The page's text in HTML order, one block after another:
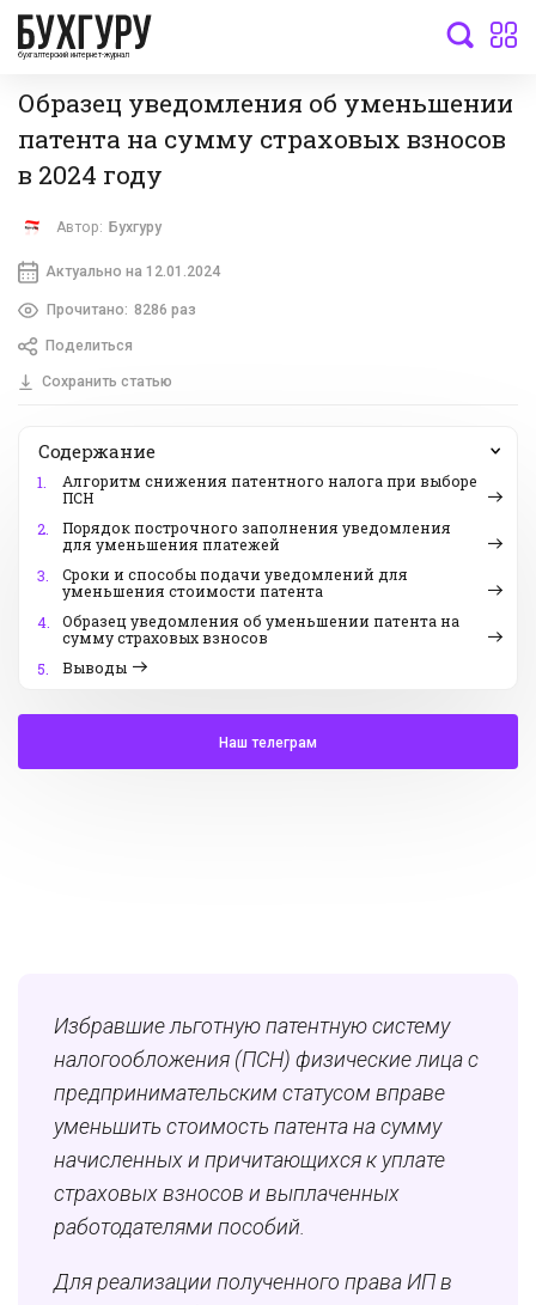
бухгалтерский интернет-журнал
Образец уведомления об уменьшении
патента на сумму страховых взносов
в 2024 году
Автор: Бухгуру
Актуально на 12.01.2024
Прочитано: 8286 раз
Поделиться
Сохранить статью
Содержание
1.
Алгоритм снижения патентного налога при выборе
ПСН
2.
Порядок построчного заполнения уведомления
для уменьшения платежей
3.
Сроки и способы подачи уведомлений для
уменьшения стоимости патента
4.
Образец уведомления об уменьшении патента на
сумму страховых взносов
5.
Выводы
Наш телеграм
Избравшие льготную патентную систему
налогообложения (ПСН) физические лица с
предпринимательским статусом вправе
уменьшить стоимость патента на сумму
начисленных и причитающихся к уплате
страховых взносов и выплаченных
работодателями пособий.
Для реализации полученного права ИП в